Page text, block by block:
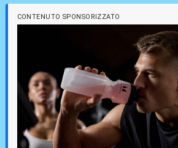
CONTENUTO SPONSORIZZATO